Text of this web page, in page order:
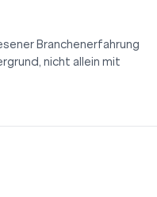
Branchenerfahrung
nicht allein mit